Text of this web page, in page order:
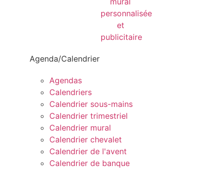
Agenda/Calendrier
Agendas
Calendriers
Calendrier sous-mains
Calendrier trimestriel
Calendrier mural
Calendrier chevalet
Calendrier de l'avent
Calendrier de banque